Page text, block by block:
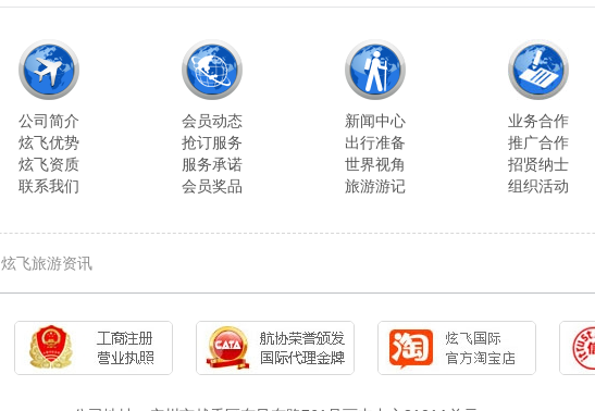
公司简介
炫飞优势
炫飞资质
联系我们
会员动态
抢订服务
服务承诺
会员奖品
新闻中心
出行准备
世界视角
旅游游记
业务合作
推广合作
招贤纳士
组织活动
炫飞旅游资讯